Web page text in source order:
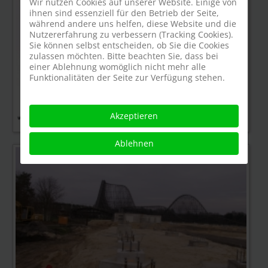
ihnen sind essenziell für den Betrieb der Seite,
während andere uns helfen, diese Website und die
Nutzererfahrung zu verbessern (Tracking Cookies).
Sie können selbst entscheiden, ob Sie die Cookies
zulassen möchten. Bitte beachten Sie, dass bei
einer Ablehnung womöglich nicht mehr alle
Funktionalitäten der Seite zur Verfügung stehen.
Akzeptieren
Ablehnen